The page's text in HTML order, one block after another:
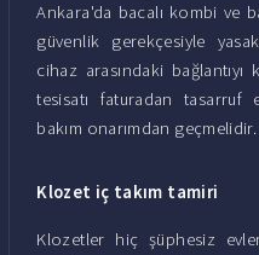
Ankara'da bacalı kombi ve
güvenlik gerekçesiyle
cihaz arasındaki
tesisatı faturadan tasarruf
bakım onarımdan geçmelidir.
Klozet iç takım tamiri
Klozetler hiç şüphesiz